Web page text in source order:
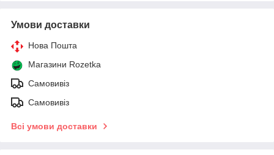
Умови доставки
Нова Пошта
Магазини Rozetka
Самовивіз
Самовивіз
Всі умови доставки